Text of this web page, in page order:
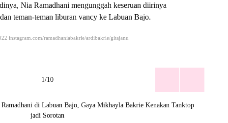
Nia Ramadhani mengunggah keseruan diirinya
teman-teman liburan vancy ke Labuan Bajo.
instagram.com/ramadhaniabakrie/ardibakrie/gitajanu
1/10